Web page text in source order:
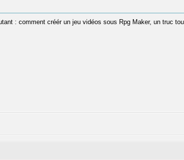
: comment créér un jeu vidéos sous Rpg Maker, un truc